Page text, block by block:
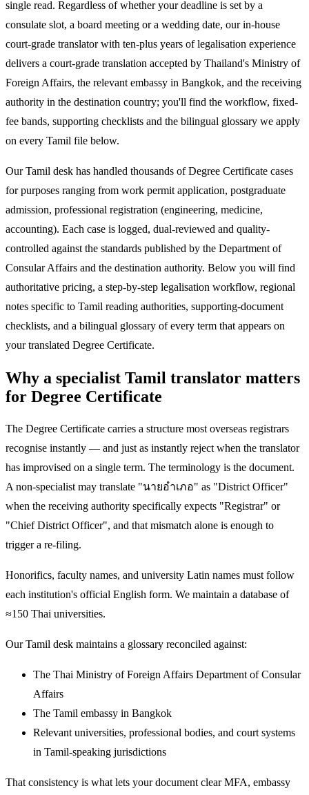
single read. Regardless of whether your deadline is set by a
consulate slot, a board meeting or a wedding date, our in-house
court-grade translator with ten-plus years of legalisation experience
delivers a court-grade translation accepted by Thailand's Ministry of
Foreign Affairs, the relevant embassy in Bangkok, and the receiving
authority in the destination country; you'll find the workflow, fixed-
fee bands, supporting checklists and the bilingual glossary we apply
on every Tamil file below.
Our Tamil desk has handled thousands of Degree Certificate cases
for purposes ranging from work permit application, postgraduate
admission, professional registration (engineering, medicine,
accounting). Each case is logged, dual-reviewed and quality-
controlled against the standards published by the Department of
Consular Affairs and the destination authority. Below you will find
authoritative pricing, a step-by-step legalisation workflow, regional
notes specific to Tamil reading authorities, supporting-document
checklists, and a bilingual glossary of every term that appears on
your translated Degree Certificate.
Why a specialist Tamil translator matters
for Degree Certificate
The Degree Certificate carries a structure most overseas registrars
recognise instantly — and just as instantly reject when the translator
has improvised on a single term. The terminology is the document.
A non-specialist may translate "นายอำเภอ" as "District Officer"
when the receiving authority specifically expects "Registrar" or
"Chief District Officer", and that mismatch alone is enough to
trigger a re-filing.
Honorifics, faculty names, and university Latin names must follow
each institution's official English form. We maintain a database of
≈150 Thai universities.
Our Tamil desk maintains a glossary reconciled against:
The Thai Ministry of Foreign Affairs Department of Consular
Affairs
The Tamil embassy in Bangkok
Relevant universities, professional bodies, and court systems
in Tamil-speaking jurisdictions
That consistency is what lets your document clear MFA, embassy